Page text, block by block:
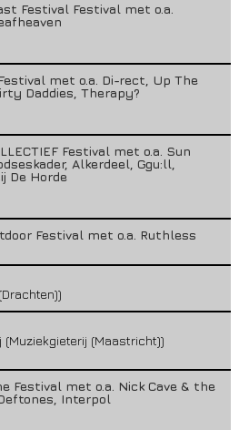
Festival Festival met o.a.
met o.a. Di-rect, Up The
Daddies, Therapy?
Festival met o.a. Sun
Alkerdeel, Ggu:ll,
De Horde
Festival met o.a. Ruthless
(Muziekgieterij (Maastricht))
Festival met o.a. Nick Cave & the
Interpol